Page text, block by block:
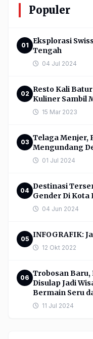
Populer
01 Eksplorasi
Tengah
04 Jul 2024
02 Resto Kali
Kuliner Sambil
15 Mar 2023
03 Telaga Menjer,
Mengundang
01 Jul 2024
04 Destinasi
Gender Di Kota
04 Jun 2024
05 INFOGRAFIK:
12 Okt 2022
06 Trobosan Baru,
Disulap Jadi
Bermain Seru
11 Jul 2024